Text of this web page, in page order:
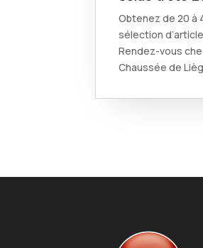
Obtenez de 20 à
sélection
Rendez-vous
Chaussée de